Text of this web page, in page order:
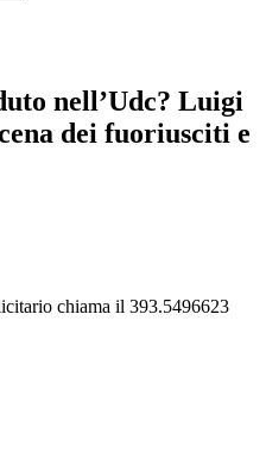
nell’Udc? Luigi
dei fuoriusciti e
chiama il 393.5496623